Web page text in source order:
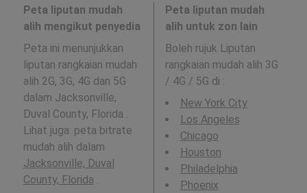
Peta liputan mudah
alih mengikut penyedia
Peta ini menunjukkan
liputan rangkaian mudah
alih 2G, 3G, 4G dan 5G
dalam Jacksonville,
Duval County, Florida .
Lihat juga: peta bitrate
mudah alih dalam
Jacksonville, Duval
County, Florida .
Peta liputan mudah
alih untuk zon lain
Boleh rujuk Liputan
rangkaian mudah alih 3G
/ 4G / 5G di :
New York City
Los Angeles
Chicago
Houston
Philadelphia
Phoenix